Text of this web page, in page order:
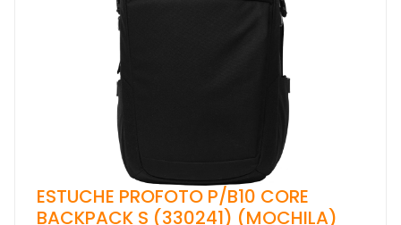
ESTUCHE PROFOTO P/B10 CORE
BACKPACK S (330241) (MOCHILA)